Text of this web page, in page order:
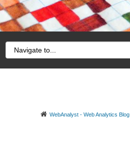
WebAnalyst - Web Analytics Blog